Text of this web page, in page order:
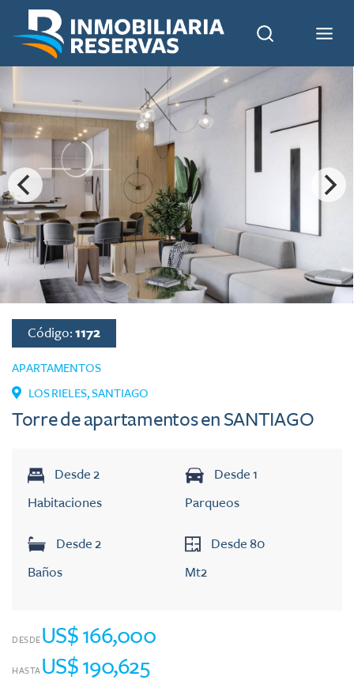
Código: 1172
APARTAMENTOS
LOS RIELES,SANTIAGO
Torre de apartamentos en SANTIAGO
Desde2
Habitaciones
Desde 2
Baños
Desde1
Parqueos
Desde 80
Mt2
DESDE US$ 166,000
HASTA US$ 190,625